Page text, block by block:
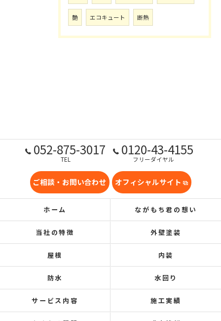
艶 エコキュート 断熱
052-875-3017
TEL
0120-43-4155
フリーダイヤル
ご相談・お問い合わせ オフィシャルサイト
ホーム ながもち君の想い
当社の特徴 外壁塗装
屋根 内装
防水 水回り
サービス内容 施工実績